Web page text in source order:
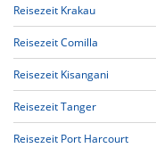
Reisezeit Krakau
Reisezeit Comilla
Reisezeit Kisangani
Reisezeit Tanger
Reisezeit Port Harcourt